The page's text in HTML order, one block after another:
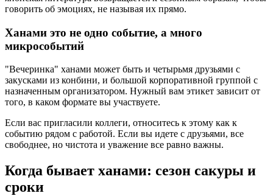
говорить об эмоциях, не называя их прямо.
Ханами это не одно событие, а много
микрособытий
"Вечеринка" ханами может быть и четырьмя друзьями с
закусками из конбини, и большой корпоративной группой с
назначенным организатором. Нужный вам этикет зависит от
того, в каком формате вы участвуете.
Если вас пригласили коллеги, относитесь к этому как к
событию рядом с работой. Если вы идете с друзьями, все
свободнее, но чистота и уважение все равно важны.
Когда бывает ханами: сезон сакуры и
сроки